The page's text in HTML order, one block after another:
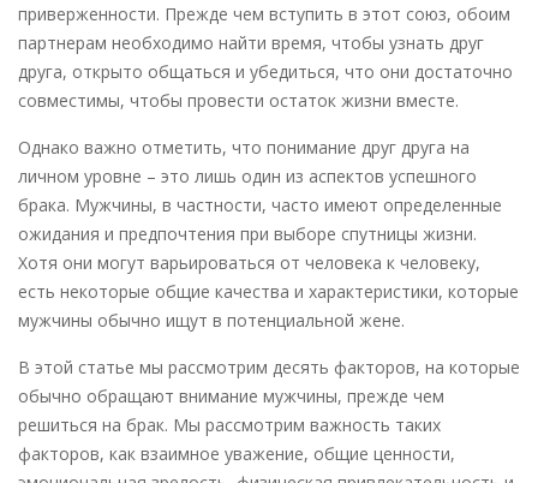
приверженности. Прежде чем вступить в этот союз, обоим
партнерам необходимо найти время, чтобы узнать друг
друга, открыто общаться и убедиться, что они достаточно
совместимы, чтобы провести остаток жизни вместе.
Однако важно отметить, что понимание друг друга на
личном уровне – это лишь один из аспектов успешного
брака. Мужчины, в частности, часто имеют определенные
ожидания и предпочтения при выборе спутницы жизни.
Хотя они могут варьироваться от человека к человеку,
есть некоторые общие качества и характеристики, которые
мужчины обычно ищут в потенциальной жене.
В этой статье мы рассмотрим десять факторов, на которые
обычно обращают внимание мужчины, прежде чем
решиться на брак. Мы рассмотрим важность таких
факторов, как взаимное уважение, общие ценности,